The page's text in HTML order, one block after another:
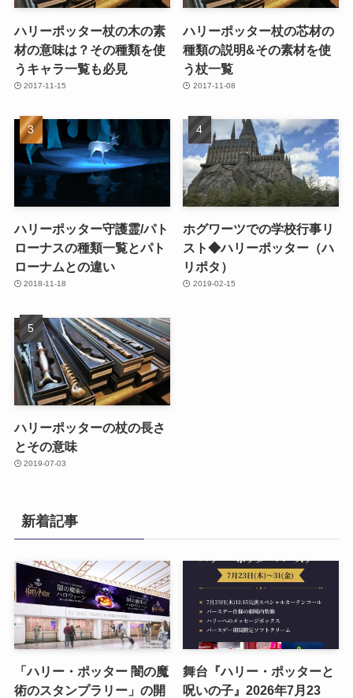
ハリーポッター杖の木の素
材の意味は？その種類を使
うキャラ一覧も必見
2017-11-15
ハリーポッター杖の芯材の
種類の説明&その素材を使
う杖一覧
2017-11-08
ハリーポッター守護霊/パト
ローナスの種類一覧とパト
ローナムとの違い
2018-11-18
ホグワーツでの学校行事リ
スト◆ハリーポッター（ハ
リポタ）
2019-02-15
ハリーポッターの杖の長さ
とその意味
2019-07-03
新着記事
「ハリー・ポッター 闇の魔
術のスタンプラリー」の開
舞台『ハリー・ポッターと
呪いの子』2026年7月23